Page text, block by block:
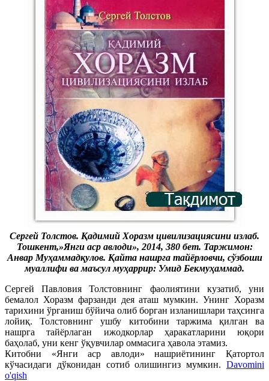
Сергей Толстов. Қадимий Хоразм цивилизациясини излаб.
Тошкент,»Янги аср авлоди», 2014, 380 бет. Таржимон:
Анвар Муҳаммадқулов. Қайта нашрга тайёрловчи, сўзбоши
муаллифи ва маъсул муҳаррир: Умид Бекмуҳаммад.
Сергей Павловия Толстовнинг фаолиятини кузатиб, уни
бемалол Хоразм фарзанди дея аташ мумкин. Унинг Хоразм
тарихини ўрганиш бўйича олиб борган изланишлари таҳсинга
лойиқ. Толстовнинг ушбу китобини таржима қилган ва
нашрга тайёрлаган ижодкорлар ҳаракатларини юқори
баҳолаб, уни кенг ўқувчилар оммасига ҳавола этамиз.
Китобни «Янги аср авлоди» нашриётининг Қатортол
кўчасидаги дўконидан сотиб олишингиз мумкин. Davomini
o'qish